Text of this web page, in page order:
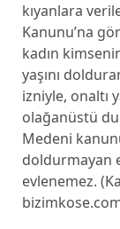
kıyanlara
Kanunu’na
kadın
yaşını
izniyle, onaltı
olağanüstü
Medeni
doldurmayan
evlenemez.